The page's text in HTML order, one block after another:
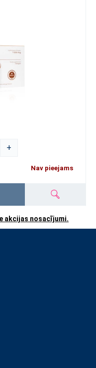
+
Nav pieejams
akcijas nosacījumi.